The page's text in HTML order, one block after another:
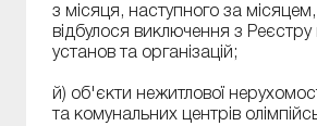
з місяця, наступного за
відбулося виключення з
установ та організацій;
й) об'єкти нежитлової
та комунальних центрів